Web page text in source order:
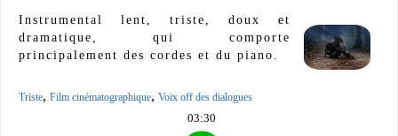
Instrumental lent, triste, doux et
dramatique, qui comporte
principalement des cordes et du piano.
Triste, Film cinématographique, Voix off des dialogues
03:30